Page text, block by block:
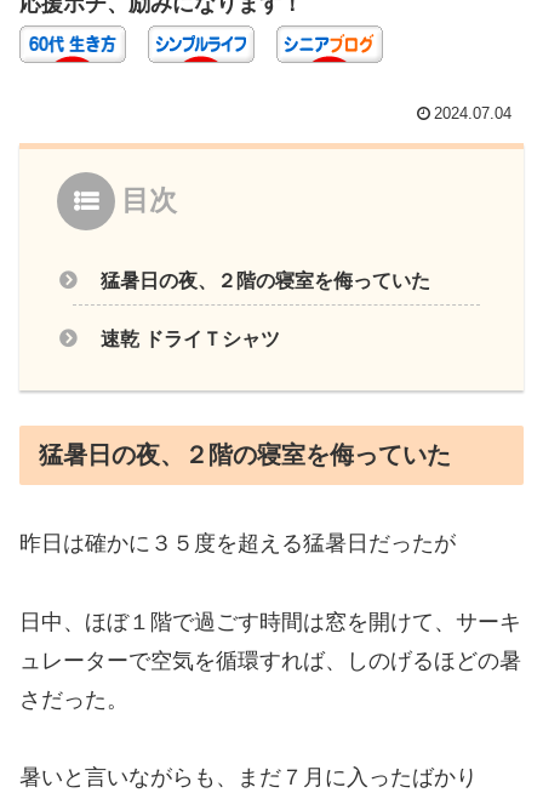
2024.07.04
目次
猛暑日の夜、２階の寝室を侮っていた
速乾 ドライＴシャツ
猛暑日の夜、２階の寝室を侮っていた
昨日は確かに３５度を超える猛暑日だったが
日中、ほぼ１階で過ごす時間は窓を開けて、サーキ
ュレーターで空気を循環すれば、しのげるほどの暑
さだった。
暑いと言いながらも、まだ７月に入ったばかり